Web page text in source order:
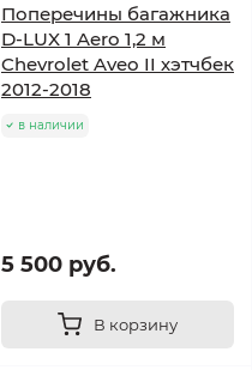
Поперечины багажника
D-LUX 1 Aero 1,2 м
Chevrolet Aveo II хэтчбек
2012-2018
в наличии
5 500 руб.
В корзину